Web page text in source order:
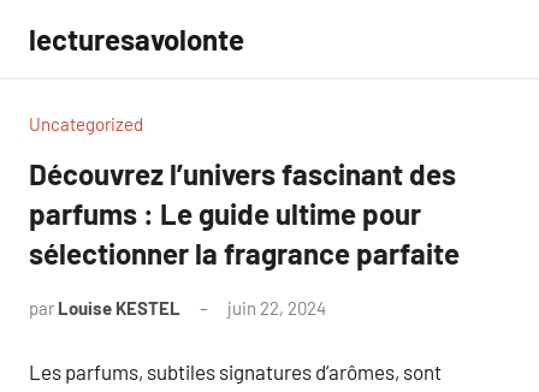
contenu
lecturesavolonte
Uncategorized
Découvrez l’univers fascinant des
parfums : Le guide ultime pour
sélectionner la fragrance parfaite
par Louise KESTEL juin 22, 2024
Les parfums, subtiles signatures d’arômes, sont